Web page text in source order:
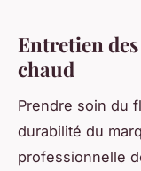
Entretien
chaud
Prendre soin du
durabilité du
professionnelle